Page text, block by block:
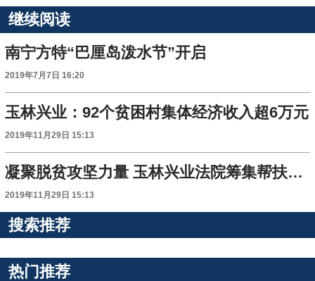
继续阅读
南宁方特“巴厘岛泼水节”开启
2019年7月7日 16:20
玉林兴业：92个贫困村集体经济收入超6万元
2019年11月29日 15:13
凝聚脱贫攻坚力量 玉林兴业法院筹集帮扶资金约150万元
2019年11月29日 15:13
搜索推荐
热门推荐